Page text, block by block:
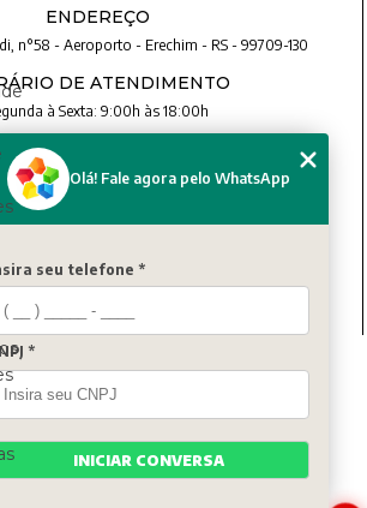
ENDEREÇO
n°58 - Aeroporto - Erechim - RS - 99709-130
DE ATENDIMENTO
à Sexta: 9:00h às 18:00h
CONTATO
(54) 3321-4699
contato@artexbrindes.com.br
HOME
QUEM SOMOS
PRODUTOS
BLOG
Olá! Fale agora pelo WhatsApp
seu telefone *
*
INICIAR CONVERSA